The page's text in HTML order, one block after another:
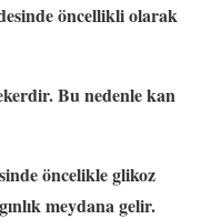
öncellikli olarak
Bu nedenle kan
öncelikle glikoz
meydana gelir.